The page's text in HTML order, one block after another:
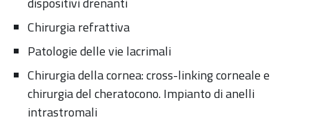
Chirurgia refrattiva
Patologie delle vie lacrimali
Chirurgia della cornea: cross-linking corneale e
chirurgia del cheratocono. Impianto di anelli
intrastromali